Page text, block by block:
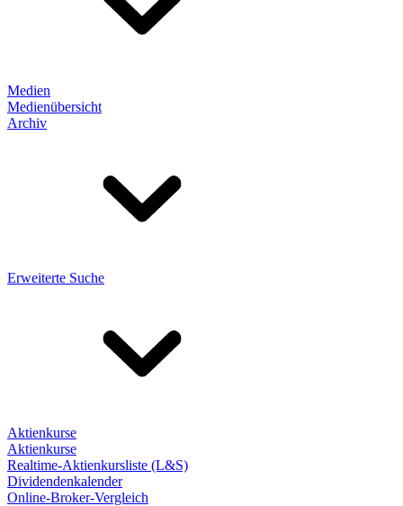
Medien
Medienübersicht
Archiv
Erweiterte Suche
Aktienkurse
Aktienkurse
Realtime-Aktienkursliste (L&S)
Dividendenkalender
Online-Broker-Vergleich